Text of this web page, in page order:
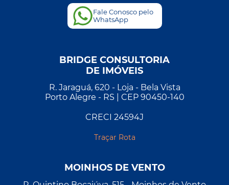
Fale Conosco pelo
WhatsApp
BRIDGE CONSULTORIA
DE IMÓVEIS
R. Jaraguá, 620 - Loja - Bela Vista
Porto Alegre - RS | CEP 90450-140
CRECI 24594J
Traçar Rota
MOINHOS DE VENTO